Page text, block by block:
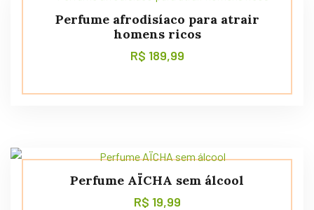
Perfume afrodisíaco para atrair
homens ricos
R$ 189,99
Perfume AÏCHA sem álcool
R$ 19,99